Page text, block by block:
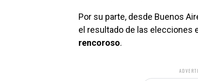
Por su parte, desde Buenos
el resultado de las elecciones
rencoroso.